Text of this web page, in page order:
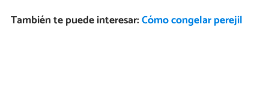
También te puede interesar:Cómo congelar perejil